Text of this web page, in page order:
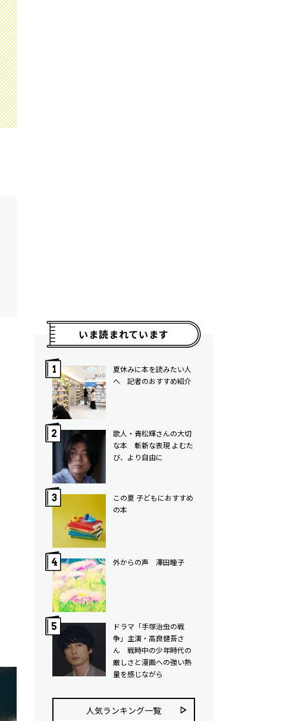
いま読まれています
夏休みに本を読みたい人
へ 記者のおすすめ紹介
歌人・青松輝さんの大切
な本 斬新な表現 よむた
び、より自由に
この夏 子どもにおすすめ
の本
外からの声 澤田瞳子
ドラマ「手塚治虫の戦
争」主演・高良健吾さ
ん 戦時中の少年時代の
厳しさと漫画への強い熱
量を感じながら
人気ランキング⼀覧